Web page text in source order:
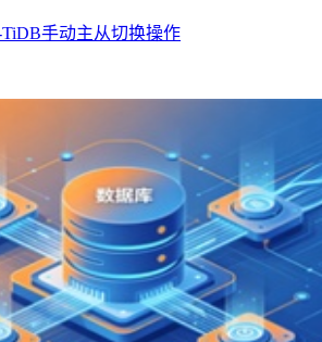
TiDB手动主从切换操作